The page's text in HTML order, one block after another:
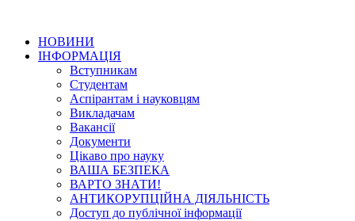
НОВИНИ
ІНФОРМАЦІЯ
Вступникам
Студентам
Аспірантам і науковцям
Викладачам
Вакансії
Документи
Цікаво про науку
ВАША БЕЗПЕКА
ВАРТО ЗНАТИ!
АНТИКОРУПЦІЙНА ДІЯЛЬНІСТЬ
Доступ до публічної інформації